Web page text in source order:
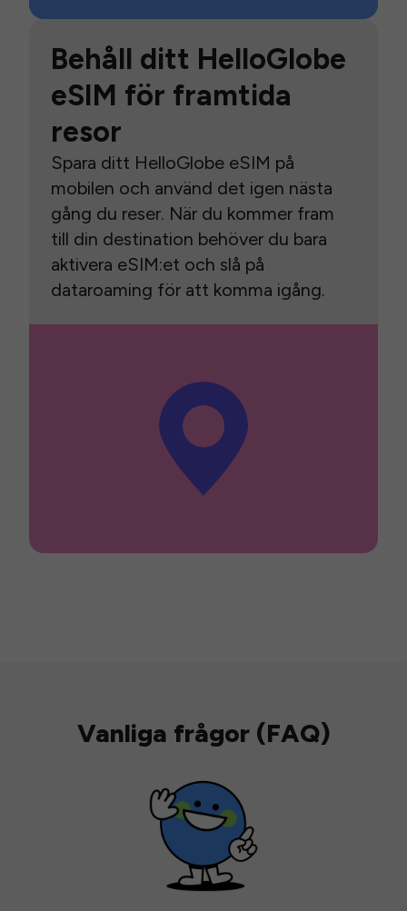
Behåll ditt HelloGlobe
eSIM för framtida
resor
Spara ditt HelloGlobe eSIM på
mobilen och använd det igen nästa
gång du reser. När du kommer fram
till din destination behöver du bara
aktivera eSIM:et och slå på
dataroaming för att komma igång.
Vanliga frågor (FAQ)